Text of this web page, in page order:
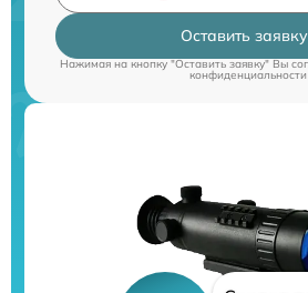
Оставить заявку
Нажимая на кнопку "Оставить заявку" Вы
конфиденциальности